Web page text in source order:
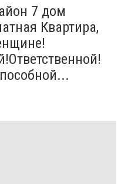
7 дом
Квартира,